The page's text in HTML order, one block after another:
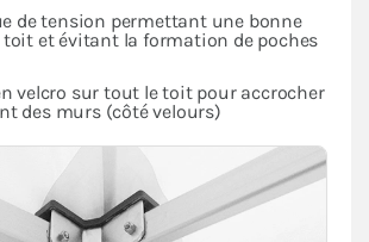
de tension permettant une bonne
et évitant la formation de poches
velcro sur tout le toit pour accrocher
des murs (côté velours)